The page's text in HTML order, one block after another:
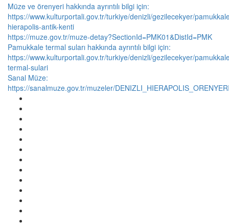
Müze ve örenyeri hakkında ayrıntılı bilgi için:
https://www.kulturportali.gov.tr/turkiye/denizli/gezilecekyer/
hierapolis-antik-kenti
https://muze.gov.tr/muze-detay?SectionId=PMK01&DistId=PMK
Pamukkale termal suları hakkında ayrıntılı bilgi için:
https://www.kulturportali.gov.tr/turkiye/denizli/gezilecekyer/
termal-sulari
Sanal Müze:
https://sanalmuze.gov.tr/muzeler/